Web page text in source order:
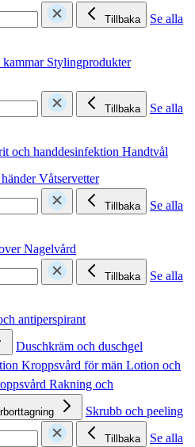
Tillbaka
Se alla
kammar Stylingprodukter
Tillbaka
Se alla
och handdesinfektion Handtvål
Våtservetter
Tillbaka
Se alla
Nagelvård
Tillbaka
Se alla
antiperspirant
Duschkräm och duschgel
Kroppsvård för män Lotion och
Rakning och
Skrubb och peeling
Tillbaka
Se alla